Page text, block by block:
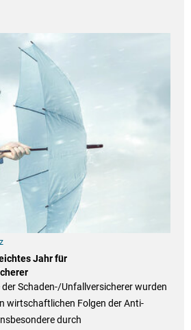
Jahr für
Schaden-/Unfallversicherer wurden
wirtschaftlichen Folgen der Anti-
durch